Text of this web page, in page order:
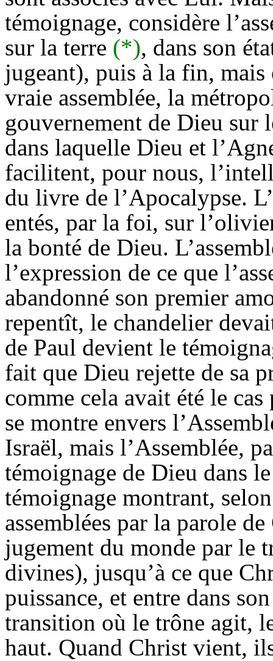
témoignage, considère
sur la terre (*), dans son
jugeant), puis à la fin, mais
vraie assemblée, la
gouvernement de Dieu sur
dans laquelle Dieu et
facilitent, pour nous,
du livre de l’Apocalypse.
entés, par la foi, sur
la bonté de Dieu.
l’expression de ce que
abandonné son premier
repentît, le chandelier
de Paul devient le
fait que Dieu rejette de sa
comme cela avait été le
se montre envers
Israël, mais l’Assemblée,
témoignage de Dieu dans
témoignage montrant,
assemblées par la parole
jugement du monde par le
divines), jusqu’à ce que
puissance, et entre dans
transition où le trône agit,
haut. Quand Christ vient,